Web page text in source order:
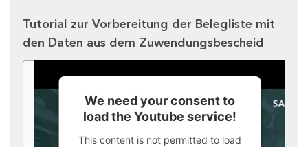
Tutorial zur Vorbereitung der Belegliste mit
den Daten aus dem Zuwendungsbescheid
We need your consent to
load the Youtube service!
This content is not permitted to load